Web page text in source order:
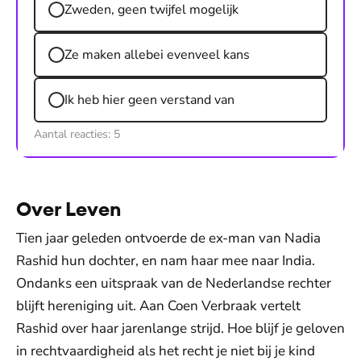
Zweden, geen twijfel mogelijk
Ze maken allebei evenveel kans
Ik heb hier geen verstand van
Aantal reacties: 5
Over Leven
Tien jaar geleden ontvoerde de ex-man van Nadia
Rashid hun dochter, en nam haar mee naar India.
Ondanks een uitspraak van de Nederlandse rechter
blijft hereniging uit. Aan Coen Verbraak vertelt
Rashid over haar jarenlange strijd. Hoe blijf je geloven
in rechtvaardigheid als het recht je niet bij je kind